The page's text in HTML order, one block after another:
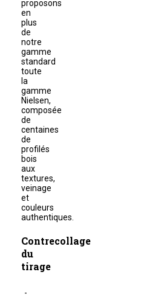
proposons
en
plus
de
notre
gamme
standard
toute
la
gamme
Nielsen,
composée
de
centaines
de
profilés
bois
aux
textures,
veinage
et
couleurs
authentiques.
Contrecollage
du
tirage